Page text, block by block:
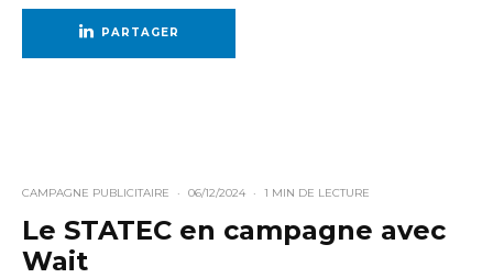
PARTAGER
CAMPAGNE PUBLICITAIRE · 06/12/2024 · 1 MIN DE LECTURE
Le STATEC en campagne avec
Wait